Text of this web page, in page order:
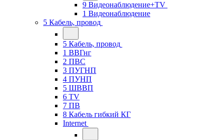
9 Видеонаблюдение+TV
1 Видеонаблюдение
5 Кабель, провод
5 Кабель, провод
1 ВВГнг
2 ПВС
3 ПУГНП
4 ПУНП
5 ШВВП
6 TV
7 ПВ
8 Кабель гибкий КГ
Internet